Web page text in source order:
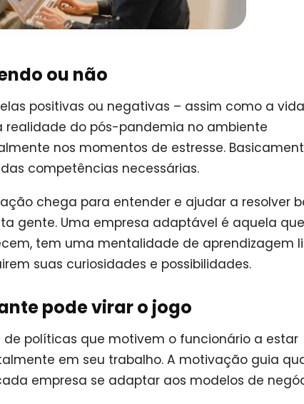
ou não
positivas ou negativas – assim como a
realidade do pós-pandemia no ambiente
nos momentos de estresse.
competências necessárias.
chega para entender e ajudar a resolver
gente. Uma empresa adaptável é aquela
tem uma mentalidade de aprendizagem
suas curiosidades e possibilidades.
pode virar o jogo
políticas que motivem o funcionário a estar
em seu trabalho. A motivação guia
empresa se adaptar aos modelos de